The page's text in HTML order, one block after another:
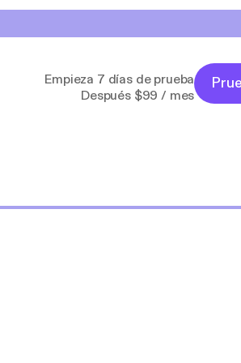
Empieza 7 días de prueba
Después $99 / mes